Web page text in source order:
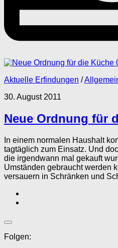
Aktuelle Erfindungen /
30. August 2011
Neue Ordnung für
In einem normalen Haushalt
tagtäglich zum Einsatz. Und
die irgendwann mal gekauft
Umständen gebraucht werden
versauern in Schränken und
Folgen: